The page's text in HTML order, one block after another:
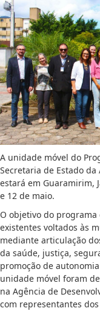
A unidade móvel do
Secretaria de Estado da
estará em Guaramirim,
e 12 de maio.
O objetivo do
existentes voltados às
mediante articulação
da saúde, justiça,
promoção de
unidade móvel foram
na Agência de
com representantes